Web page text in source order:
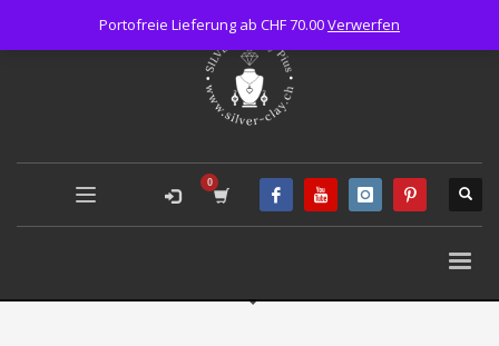
Portofreie Lieferung ab CHF 70.00Verwerfen